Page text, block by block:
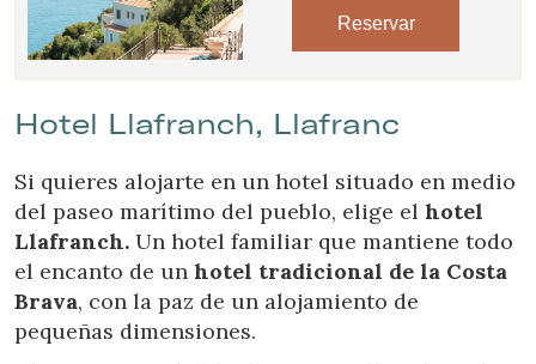
Reservar
Hotel Llafranch, Llafranc
Si quieres alojarte en un hotel situado en medio
del paseo marítimo del pueblo, elige el hotel
Llafranch. Un hotel familiar que mantiene todo
el encanto de un hotel tradicional de la Costa
Brava, con la paz de un alojamiento de
pequeñas dimensiones.